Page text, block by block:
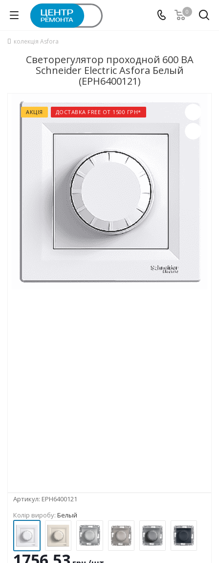
0
колекція Asfora
Светорегулятор проходной 600 ВА
Schneider Electric Asfora Белый
(EPH6400121)
АКЦІЯ ДОСТАВКА FREE ОТ 1500 ГРН*
Артикул: EPH6400121
Колір виробу: Белый